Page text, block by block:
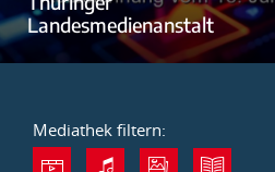
Landesmedienanstalt
Mediathek filtern: